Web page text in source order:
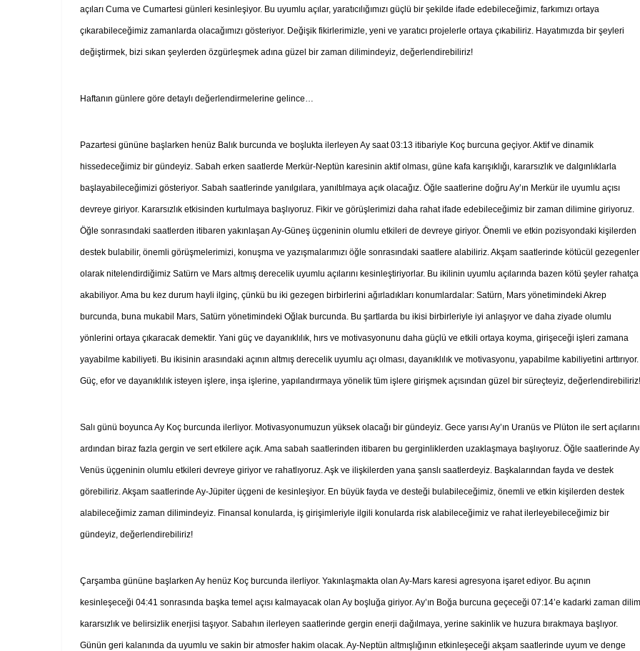
açıları Cuma ve Cumartesi günleri kesinleşiyor. Bu uyumlu açılar, yaratıcılığımızı güçlü bir şekilde ifade edebileceğimiz, farkımızı ortaya
çıkarabileceğimiz zamanlarda olacağımızı gösteriyor. Değişik fikirlerimizle, yeni ve yaratıcı projelerle ortaya çıkabiliriz. Hayatımızda bir şeyleri
değiştirmek, bizi sıkan şeylerden özgürleşmek adına güzel bir zaman dilimindeyiz, değerlendirebiliriz!
Haftanın günlere göre detaylı değerlendirmelerine gelince…
Pazartesi gününe başlarken henüz Balık burcunda ve boşlukta ilerleyen Ay saat 03:13 itibariyle Koç burcuna geçiyor. Aktif ve dinamik
hissedeceğimiz bir gündeyiz. Sabah erken saatlerde Merkür-Neptün karesinin aktif olması, güne kafa karışıklığı, kararsızlık ve dalgınlıklarla
başlayabileceğimizi gösteriyor. Sabah saatlerinde yanılgılara, yanıltılmaya açık olacağız. Öğle saatlerine doğru Ay’ın Merkür ile uyumlu açısı
devreye giriyor. Kararsızlık etkisinden kurtulmaya başlıyoruz. Fikir ve görüşlerimizi daha rahat ifade edebileceğimiz bir zaman dilimine giriyoruz.
Öğle sonrasındaki saatlerden itibaren yakınlaşan Ay-Güneş üçgeninin olumlu etkileri de devreye giriyor. Önemli ve etkin pozisyondaki kişilerden
destek bulabilir, önemli görüşmelerimizi, konuşma ve yazışmalarımızı öğle sonrasındaki saatlere alabiliriz. Akşam saatlerinde kötücül gezegenler
olarak nitelendirdiğimiz Satürn ve Mars altmış derecelik uyumlu açılarını kesinleştiriyorlar. Bu ikilinin uyumlu açılarında bazen kötü şeyler rahatça
akabiliyor. Ama bu kez durum hayli ilginç, çünkü bu iki gezegen birbirlerini ağırladıkları konumlardalar: Satürn, Mars yönetimindeki Akrep
burcunda, buna mukabil Mars, Satürn yönetimindeki Oğlak burcunda. Bu şartlarda bu ikisi birbirleriyle iyi anlaşıyor ve daha ziyade olumlu
yönlerini ortaya çıkaracak demektir. Yani güç ve dayanıklılık, hırs ve motivasyonunu daha güçlü ve etkili ortaya koyma, girişeceği işleri zamana
yayabilme kabiliyeti. Bu ikisinin arasındaki açının altmış derecelik uyumlu açı olması, dayanıklılık ve motivasyonu, yapabilme kabiliyetini arttırıyor.
Güç, efor ve dayanıklılık isteyen işlere, inşa işlerine, yapılandırmaya yönelik tüm işlere girişmek açısından güzel bir süreçteyiz, değerlendirebiliriz!
Salı günü boyunca Ay Koç burcunda ilerliyor. Motivasyonumuzun yüksek olacağı bir gündeyiz. Gece yarısı Ay’ın Uranüs ve Plüton ile sert
ardından biraz fazla gergin ve sert etkilere açık. Ama sabah saatlerinden itibaren bu gerginliklerden uzaklaşmaya başlıyoruz. Öğle saatlerinde
Venüs üçgeninin olumlu etkileri devreye giriyor ve rahatlıyoruz. Aşk ve ilişkilerden yana şanslı saatlerdeyiz. Başkalarından fayda ve destek
görebiliriz. Akşam saatlerinde Ay-Jüpiter üçgeni de kesinleşiyor. En büyük fayda ve desteği bulabileceğimiz, önemli ve etkin kişilerden destek
alabileceğimiz zaman dilimindeyiz. Finansal konularda, iş girişimleriyle ilgili konularda risk alabileceğimiz ve rahat ilerleyebileceğimiz bir
gündeyiz, değerlendirebiliriz!
Çarşamba gününe başlarken Ay henüz Koç burcunda ilerliyor. Yakınlaşmakta olan Ay-Mars karesi agresyona işaret ediyor. Bu açının
kesinleşeceği 04:41 sonrasında başka temel açısı kalmayacak olan Ay boşluğa giriyor. Ay’ın Boğa burcuna geçeceği 07:14’e kadarki zaman
kararsızlık ve belirsizlik enerjisi taşıyor. Sabahın ilerleyen saatlerinde gergin enerji dağılmaya, yerine sakinlik ve huzura bırakmaya başlıyor.
Günün geri kalanında da uyumlu ve sakin bir atmosfer hakim olacak. Ay-Neptün altmışlığının etkinleşeceği akşam saatlerinde uyum ve denge